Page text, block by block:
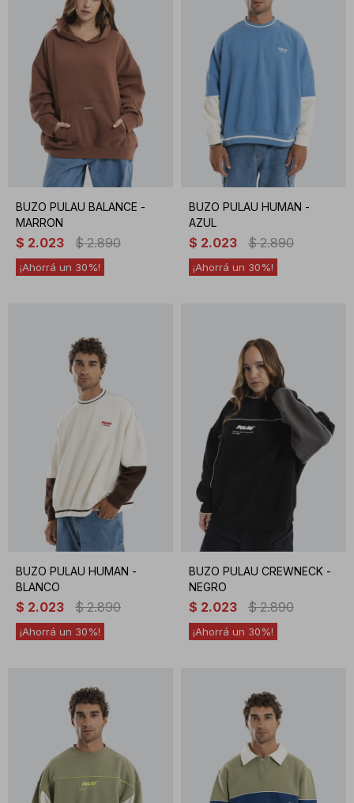
BUZO PULAU BALANCE -
MARRON
$ 2.023 $ 2.890
30
BUZO PULAU HUMAN -
AZUL
$ 2.023 $ 2.890
30
BUZO PULAU HUMAN -
BLANCO
$ 2.023 $ 2.890
30
BUZO PULAU CREWNECK -
NEGRO
$ 2.023 $ 2.890
30